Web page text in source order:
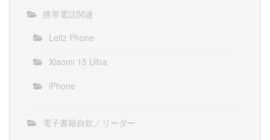
携帯電話関連
Leitz Phone
Xiaomi 15 Ultra
iPhone
電子書籍自炊／リーダー